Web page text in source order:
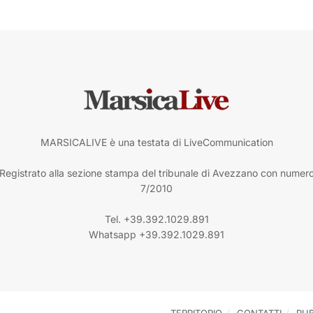
MARSICALIVE è una testata di LiveCommunication
Registrato alla sezione stampa del tribunale di Avezzano con
7/2010
Tel. +39.392.1029.891
Whatsapp +39.392.1029.891